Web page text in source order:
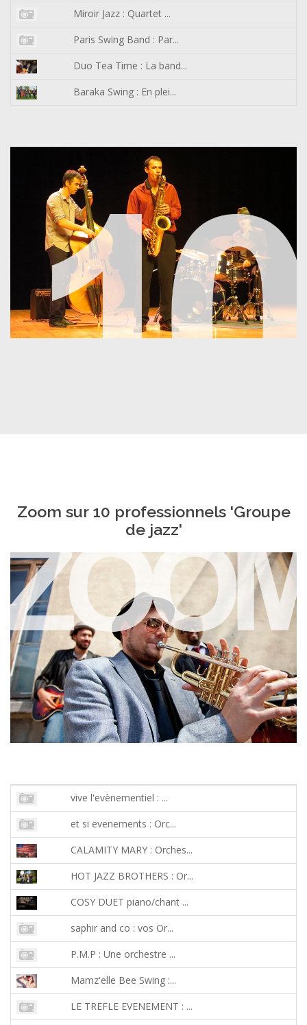
Miroir Jazz : Quartet ...
Paris Swing Band : Par...
Duo Tea Time : La band...
Baraka Swing : En plei...
Zoom sur 10 professionnels 'Groupe
de jazz'
vive l'evènementiel : ...
et si evenements : Orc...
CALAMITY MARY : Orches...
HOT JAZZ BROTHERS : Or...
COSY DUET piano/chant ...
saphir and co : vos Or...
P.M.P : Une orchestre ...
Mamz'elle Bee Swing :...
LE TREFLE EVENEMENT : ...